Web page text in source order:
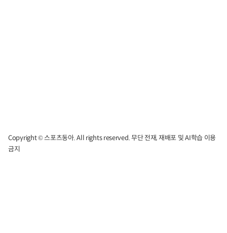
Copyright © 스포츠동아. All rights reserved. 무단 전재, 재배포 및 AI학습 이용
금지